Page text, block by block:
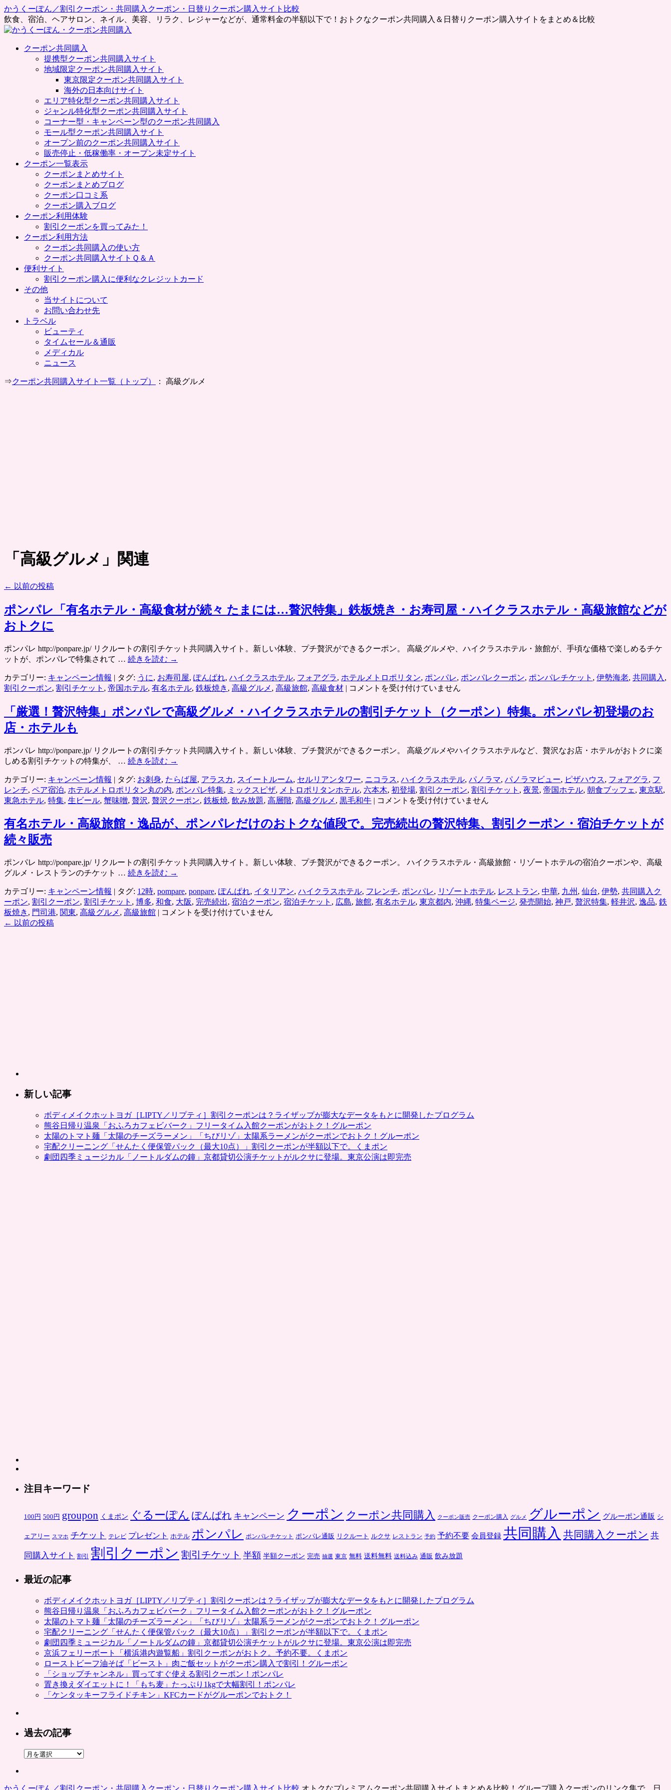
かうくーぽん／割引クーポン・共同購入クーポン・日替りクーポン購入サイト比較
飲食、宿泊、ヘアサロン、ネイル、美容、リラク、レジャーなどが、通常料金の半額以下で！おトクなクーポン共同購入＆日替りクーポン購入サイトをまとめ＆比較
クーポン共同購入
提携型クーポン共同購入サイト
地域限定クーポン共同購入サイト
東京限定クーポン共同購入サイト
海外の日本向けサイト
エリア特化型クーポン共同購入サイト
ジャンル特化型クーポン共同購入サイト
コーナー型・キャンペーン型のクーポン共同購入
モール型クーポン共同購入サイト
オープン前のクーポン共同購入サイト
販売停止・低稼働率・オープン未定サイト
クーポン一覧表示
クーポンまとめサイト
クーポンまとめブログ
クーポン口コミ系
クーポン購入ブログ
クーポン利用体験
割引クーポンを買ってみた！
クーポン利用方法
クーポン共同購入の使い方
クーポン共同購入サイトＱ＆Ａ
便利サイト
割引クーポン購入に便利なクレジットカード
その他
当サイトについて
お問い合わせ先
トラベル
ビューティ
タイムセール＆通販
メディカル
ニュース
⇒クーポン共同購入サイト一覧（トップ） ： 高級グルメ
「 高級グルメ 」関連
← 以前の投稿
ポンパレ「有名ホテル・高級食材が続々 たまには…贅沢特集」鉄板焼き・お寿司屋・ハイクラスホテル・高級旅館などが
おトクに
ポンパレ http://ponpare.jp/ リクルートの割引チケット共同購入サイト。新しい体験、プチ贅沢ができるクーポン。 高級グルメや、ハイクラスホテル・旅館が、手頃な価格で楽しめるチケ
ットが、ポンパレで特集されて … 続きを読む →
カテゴリー: キャンペーン情報 | タグ: うに, お寿司屋, ぽんぱれ, ハイクラスホテル, フォアグラ, ホテルメトロポリタン, ポンパレ, ポンパレクーポン, ポンパレチケット , 伊勢海老, 共同購入 ,
割引クーポン, 割引チケット , 帝国ホテル, 有名ホテル, 鉄板焼き , 高級グルメ , 高級旅館, 高級食材 | ポ
パ
レ
ホ
高
級
食
が
に
贅
沢
特
旅
館
な
ど
が
コメントを受け付けていません
「厳選！贅沢特集」ポンパレで高級グルメ・ハイクラスホテルの割引チケット（クーポン）特集。ポンパレ初登場のお
店・ホテルも
ポンパレ http://ponpare.jp/ リクルートの割引チケット共同購入サイト。新しい体験、プチ贅沢ができるクーポン。 高級グルメやハイクラスホテルなど、贅沢なお店・ホテルがおトクに楽
しめる割引チケットの特集が、 … 続きを読む →
カテゴリー: キャンペーン情報 | タグ: お刺身, たらば屋, アラスカ, スイートルーム, セルリアンタワー, ニコラス, ハイクラスホテル, パノラマ, パノラマビュー, ピザハウス, フォアグラ, フ
レンチ, ペア宿泊, ホテルメトロポリタン丸の内, ポンパレ特集, ミックスピザ, メトロポリタンホテル, 六本木, 初登場, 割引クーポン, 割引チケット , 夜景, 帝国ホテル, 朝食ブッフェ , 東京駅,
東急ホテル, 特集, 生ビール, 蟹味噌, 贅沢, 贅沢クーポン, 鉄板焼, 飲み放題, 高層階, 高級グルメ , 黒毛和牛 | 「厳
贅
沢
ポ
レ
で
ト
ー
ポ
ン）
コメントを受け付けていません
有名ホテル・高級旅館・逸品が、ポンパレだけのおトクな値段で。完売続出の贅沢特集、割引クーポン・宿泊チケットが
続々販売
ポンパレ http://ponpare.jp/ リクルートの割引チケット共同購入サイト。新しい体験、プチ贅沢ができるクーポン。 ハイクラスホテル・高級旅館・リゾートホテルの宿泊クーポンや、高級
グルメ・レストランのチケット … 続きを読む →
カテゴリー: キャンペーン情報 | タグ: 12時, pompare, ponpare, ぽんぱれ, イタリアン, ハイクラスホテル, フレンチ, ポンパレ, リゾートホテル, レストラン, 中華, 九州 , 仙台, 伊勢, 共同購入ク
ーポン, 割引クーポン, 割引チケット , 博多, 和食, 大阪, 完売続出, 宿泊クーポン, 宿泊チケット , 広島, 旅館, 有名ホテル, 東京都内, 沖縄, 特集ページ, 発売開始, 神戸, 贅沢特集, 軽井沢, 逸品, 鉄
板焼き , 門司港, 関東, 高級グルメ , 高級旅館 | 有
お
ト
ク
な
値
段
コメントを受け付けていません
← 以前の投稿
新しい記事
ボディメイクホットヨガ［LIPTY／リプティ］割引クーポンは？ライザップが膨大なデータをもとに開発したプログラム
熊谷日帰り温泉「おふろカフェビバーク」フリータイム入館クーポンがおトク！グルーポン
太陽のトマト麺「太陽のチーズラーメン」「ちびリゾ」太陽系ラーメンがクーポンでおトク！グルーポン
宅配クリーニング「せんたく便保管パック（最大10点）」割引クーポンが半額以下で。くまポン
劇団四季ミュージカル「ノートルダムの鐘」京都貸切公演チケットがルクサに登場。東京公演は即完売
注目キーワード
100円 500円 groupon くまポン ぐるーぽん ぽんぱれ キャンペーン クーポン クーポン共同購入 クーポン販売 クーポン購入 グルメ グルーポン グルーポン通販 シ
ェアリー スマホ チケット テレビ プレゼント ホテル ポンパレ ポンパレチケット ポンパレ通販 リクルート ルクサ レストラン 予約 予約不要 会員登録 共同購入 共同購入クーポン 共
同購入サイト 割引 割引クーポン 割引チケット 半額 半額クーポン 完売 抽選 東京 無料 送料無料 送料込み 通販 飲み放題
最近の記事
ボディメイクホットヨガ［LIPTY／リプティ］割引クーポンは？ライザップが膨大なデータをもとに開発したプログラム
熊谷日帰り温泉「おふろカフェビバーク」フリータイム入館クーポンがおトク！グルーポン
太陽のトマト麺「太陽のチーズラーメン」「ちびリゾ」太陽系ラーメンがクーポンでおトク！グルーポン
宅配クリーニング「せんたく便保管パック（最大10点）」割引クーポンが半額以下で。くまポン
劇団四季ミュージカル「ノートルダムの鐘」京都貸切公演チケットがルクサに登場。東京公演は即完売
京浜フェリーボート「横浜港内遊覧船」割引クーポンがおトク。予約不要。くまポン
ローストビーフ油そば「ビースト」肉ご飯セットがクーポン購入で割引！グルーポン
「ショップチャンネル」買ってすぐ使える割引クーポン！ポンパレ
置き換えダイエットに！「もち麦」たっぷり1kgで大幅割引！ポンパレ
「ケンタッキーフライドチキン」KFCカードがグルーポンでおトク！
過去の記事
過
記
かうくーぽん／割引クーポン・共同購入クーポン・日替りクーポン購入サイト比較 オトクなプレミアムクーポン共同購入サイトまとめ＆比較！グループ購入クーポンのリンク集で、日